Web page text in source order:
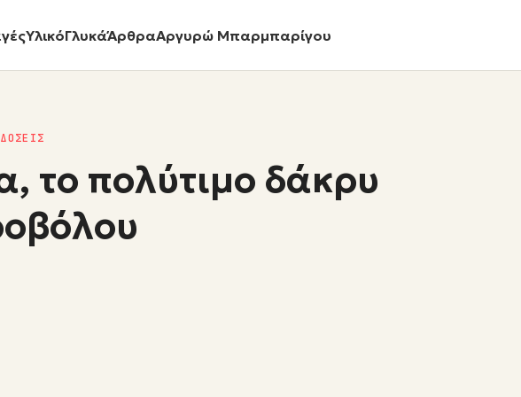
ΥλικόΓλυκάΆρθραΑργυρώ Μπαρμπαρίγου
το πολύτιμο δάκρυ